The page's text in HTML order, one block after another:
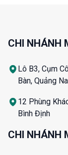
CHI NHÁNH
Lô B3, Cụm
Bàn, Quảng
12 Phùng
Bình Định
CHI NHÁNH